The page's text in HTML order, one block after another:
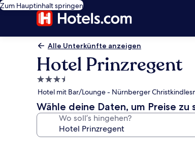
Zum Hauptinhalt springen
Alle Unterkünfte anzeigen
Hotel Prinzregent
3.5-
Sterne-
Unterkunft
Hotel mit Bar/Lounge - Nürnberger
Wähle deine Daten, um Preise zu
Wo soll’s hingehen?